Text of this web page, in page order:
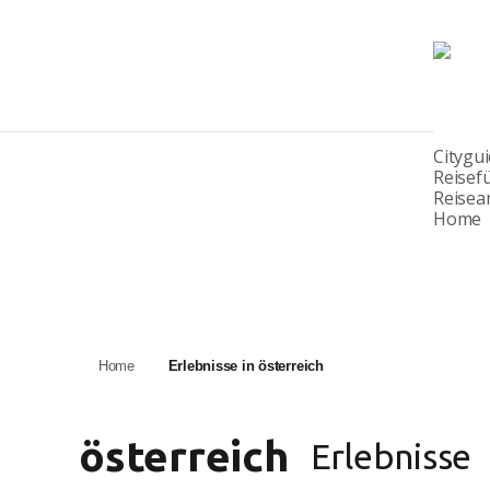
Home
Home Erlebnisse in österreich
österreich Erlebnisse